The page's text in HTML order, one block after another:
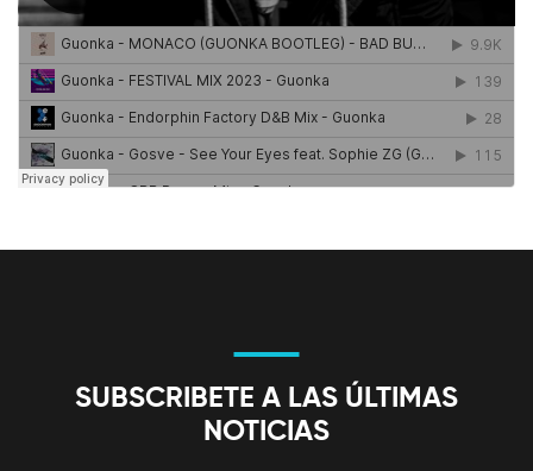
SUBSCRIBETE A LAS ÚLTIMAS
NOTICIAS